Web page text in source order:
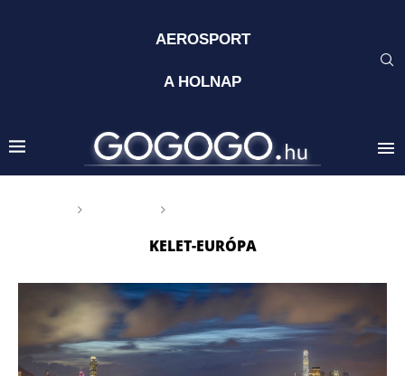
AEROSPORT
A HOLNAP
KELET-EURÓPA